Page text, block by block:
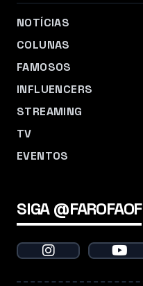
NOTÍCIAS
COLUNAS
FAMOSOS
INFLUENCERS
STREAMING
TV
EVENTOS
SIGA @FAROFAOF